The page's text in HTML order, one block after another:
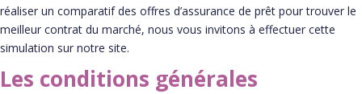
réaliser un comparatif des offres d’assurance de prêt pour trouver le
meilleur contrat du marché, nous vous invitons à effectuer cette
simulation sur notre site.
Les conditions générales